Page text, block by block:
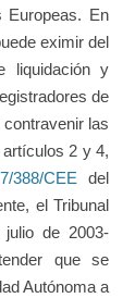
Europeas. En
eximir del
liquidación y
de
contravenir las
2 y 4,
388/CEE del
el Tribunal
de 2003-
que se
Autónoma a